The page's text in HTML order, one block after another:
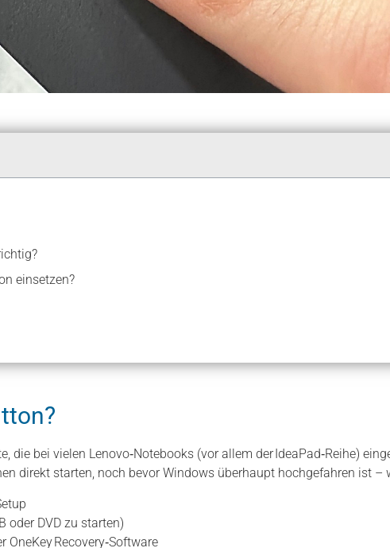
einsetzen?
die bei vielen Lenovo‑Notebooks (vor allem der IdeaPad‑Reihe)
direkt starten, noch bevor Windows überhaupt hochgefahren ist –
oder DVD zu starten)
Recovery‑Software